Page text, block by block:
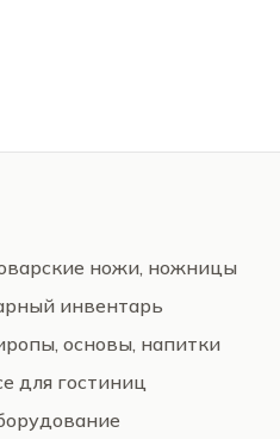
ножи, ножницы
инвентарь
основы, напитки
для гостиниц